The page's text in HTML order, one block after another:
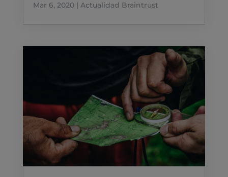
Mar 6, 2020| Actualidad Braintrust